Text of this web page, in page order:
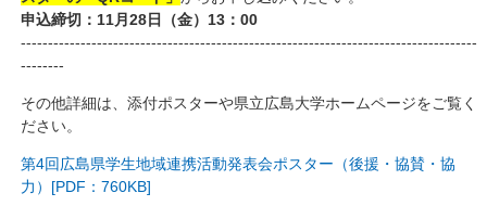
申込締切：11月28日（金）13：00
------------------------------------------------------------------------------------
--------
その他詳細は、添付ポスターや県立広島大学ホームページをご覧く
ださい。
第4回広島県学生地域連携活動発表会ポスター（後援・協賛・協
力）[PDF：760KB]